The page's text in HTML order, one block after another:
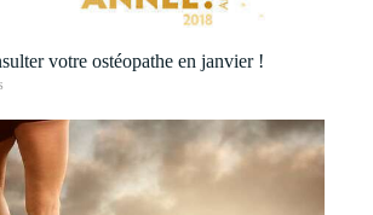
votre ostéopathe en janvier !